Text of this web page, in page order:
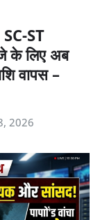
ST
के लिए अब
वापस –
2026